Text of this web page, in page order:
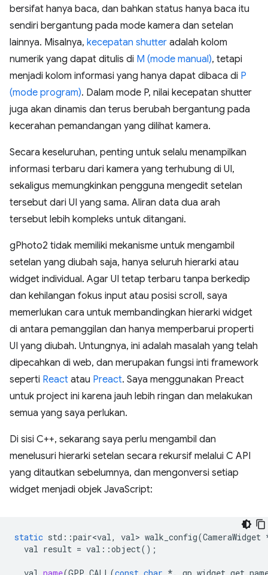
bersifat hanya baca, dan bahkan status hanya baca itu
sendiri bergantung pada mode kamera dan setelan
lainnya. Misalnya, kecepatan shutter adalah kolom
numerik yang dapat ditulis di M (mode manual), tetapi
menjadi kolom informasi yang hanya dapat dibaca di P
(mode program). Dalam mode P, nilai kecepatan shutter
juga akan dinamis dan terus berubah bergantung pada
kecerahan pemandangan yang dilihat kamera.
Secara keseluruhan, penting untuk selalu menampilkan
informasi terbaru dari kamera yang terhubung di UI,
sekaligus memungkinkan pengguna mengedit setelan
tersebut dari UI yang sama. Aliran data dua arah
tersebut lebih kompleks untuk ditangani.
gPhoto2 tidak memiliki mekanisme untuk mengambil
setelan yang diubah saja, hanya seluruh hierarki atau
widget individual. Agar UI tetap terbaru tanpa berkedip
dan kehilangan fokus input atau posisi scroll, saya
memerlukan cara untuk membandingkan hierarki widget
di antara pemanggilan dan hanya memperbarui properti
UI yang diubah. Untungnya, ini adalah masalah yang telah
dipecahkan di web, dan merupakan fungsi inti framework
seperti React atau Preact. Saya menggunakan Preact
untuk project ini karena jauh lebih ringan dan melakukan
semua yang saya perlukan.
Di sisi C++, sekarang saya perlu mengambil dan
menelusuri hierarki setelan secara rekursif melalui C API
yang ditautkan sebelumnya, dan mengonversi setiap
widget menjadi objek JavaScript:
static std ::pair<val, val> walk_config(CameraWidget
val result = val ::object();